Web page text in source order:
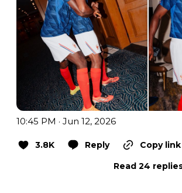
10:45 PM · Jun 12, 2026
3.8K Reply
Copy link
Read 24